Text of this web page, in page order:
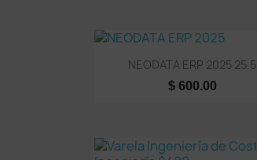
Vista rápida
NEODATA ERP 2025 25.5
$ 600.00